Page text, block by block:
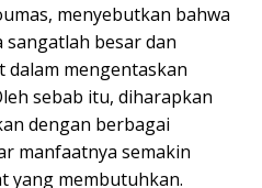
menyebutkan bahwa
besar dan
mengentaskan
sebab itu, diharapkan
dengan berbagai
manfaatnya semakin
yang membutuhkan.